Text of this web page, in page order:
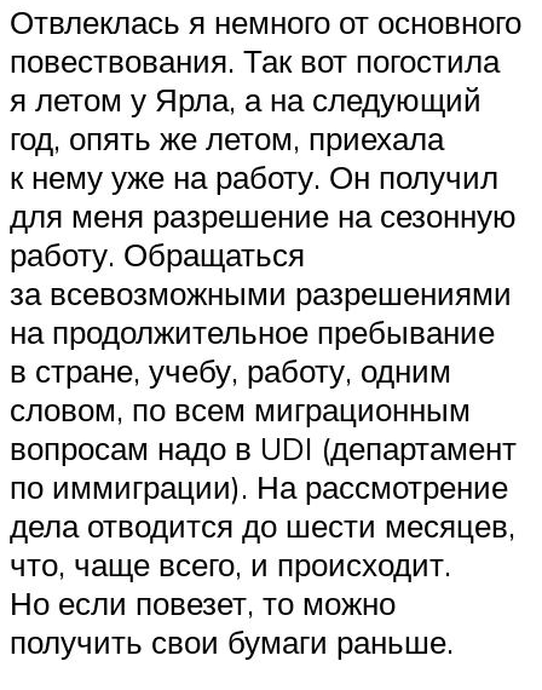
Отвлеклась я немного от основного
повествования. Так вот погостила
я летом у Ярла, а на следующий
год, опять же летом, приехала
к нему уже на работу. Он получил
для меня разрешение на сезонную
работу. Обращаться
за всевозможными разрешениями
на продолжительное пребывание
в стране, учебу, работу, одним
словом, по всем миграционным
вопросам надо в UDI (департамент
по иммиграции). На рассмотрение
дела отводится до шести месяцев,
что, чаще всего, и происходит.
Но если повезет, то можно
получить свои бумаги раньше.